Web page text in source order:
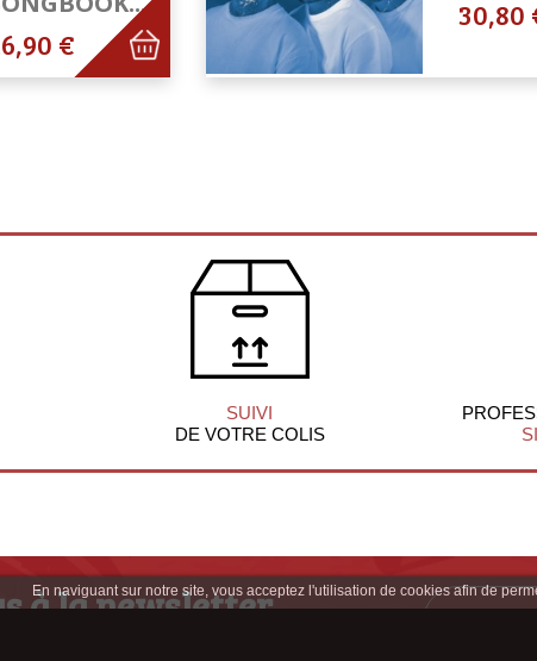
En naviguant sur notre site, vous acceptez l'utilisation de cookies afin de
€
30,80
SUIVI
DE VOTRE COLIS
à la newsletter